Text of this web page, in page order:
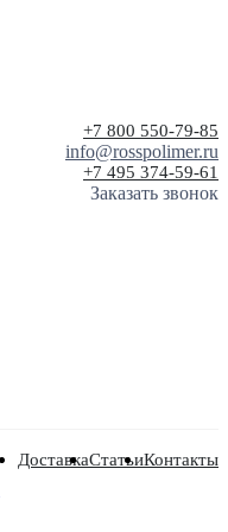
+7 800 550-79-85
info@rosspolimer.ru
+7 495 374-59-61
Заказать звонок
ДоставкаСтатьиКонтакты